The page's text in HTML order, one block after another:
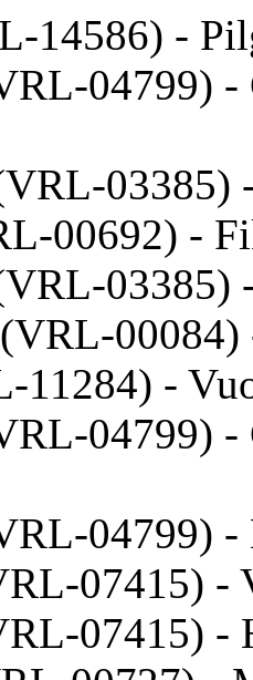
14586) -
04799)
03385)
00692) -
03385)
11284) -
04799)
04799)
07415) -
07415) -